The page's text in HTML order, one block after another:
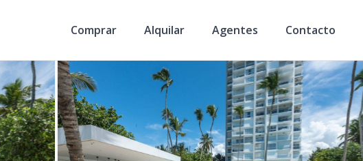
Comprar Alquilar Agentes Contacto